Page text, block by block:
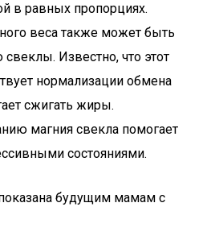
в равных пропорциях.
веса также может быть
Известно, что этот
нормализации обмена
сжигать жиры.
магния свекла помогает
состояниями.
будущим мамам с